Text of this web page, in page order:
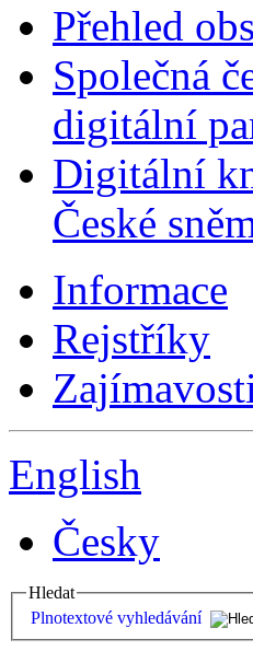
Přehled
Společná
digitální
Digitální
České
Informace
Rejstříky
English
Česky
Hledat
Plnotextové vyhledávání